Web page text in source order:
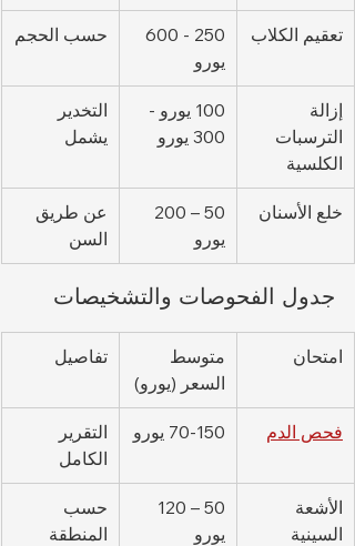
تعقيم الكلاب
يورو
حسب الحجم
إزالة
الترسبات
الكلسية
100 يورو -
300 يورو
التخدير
يشمل
خلع الأسنان
يورو
عن طريق
السن
جدول الفحوصات والتشخيصات
امتحان
متوسط
السعر (يورو)
تفاصيل
فحص الدم 70-150 يورو
التقرير
الكامل
الأشعة
السينية
يورو
حسب
المنطقة